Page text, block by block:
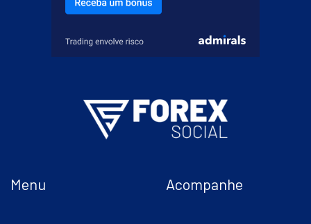
Menu Acompanhe